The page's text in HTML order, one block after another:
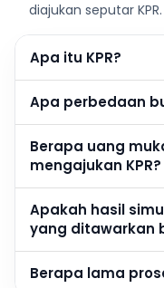
diajukan seputar KPR.
Apa itu KPR?
Apa perbedaan
Berapa uang
mengajukan KPR?
Apakah hasil
yang ditawarkan
Berapa lama